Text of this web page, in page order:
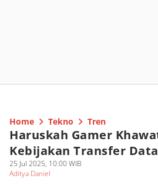
Home Tekno Tren
Haruskah Gamer
Kebijakan Transfer
25 Jul 2025, 10:00 WIB
Aditya Daniel